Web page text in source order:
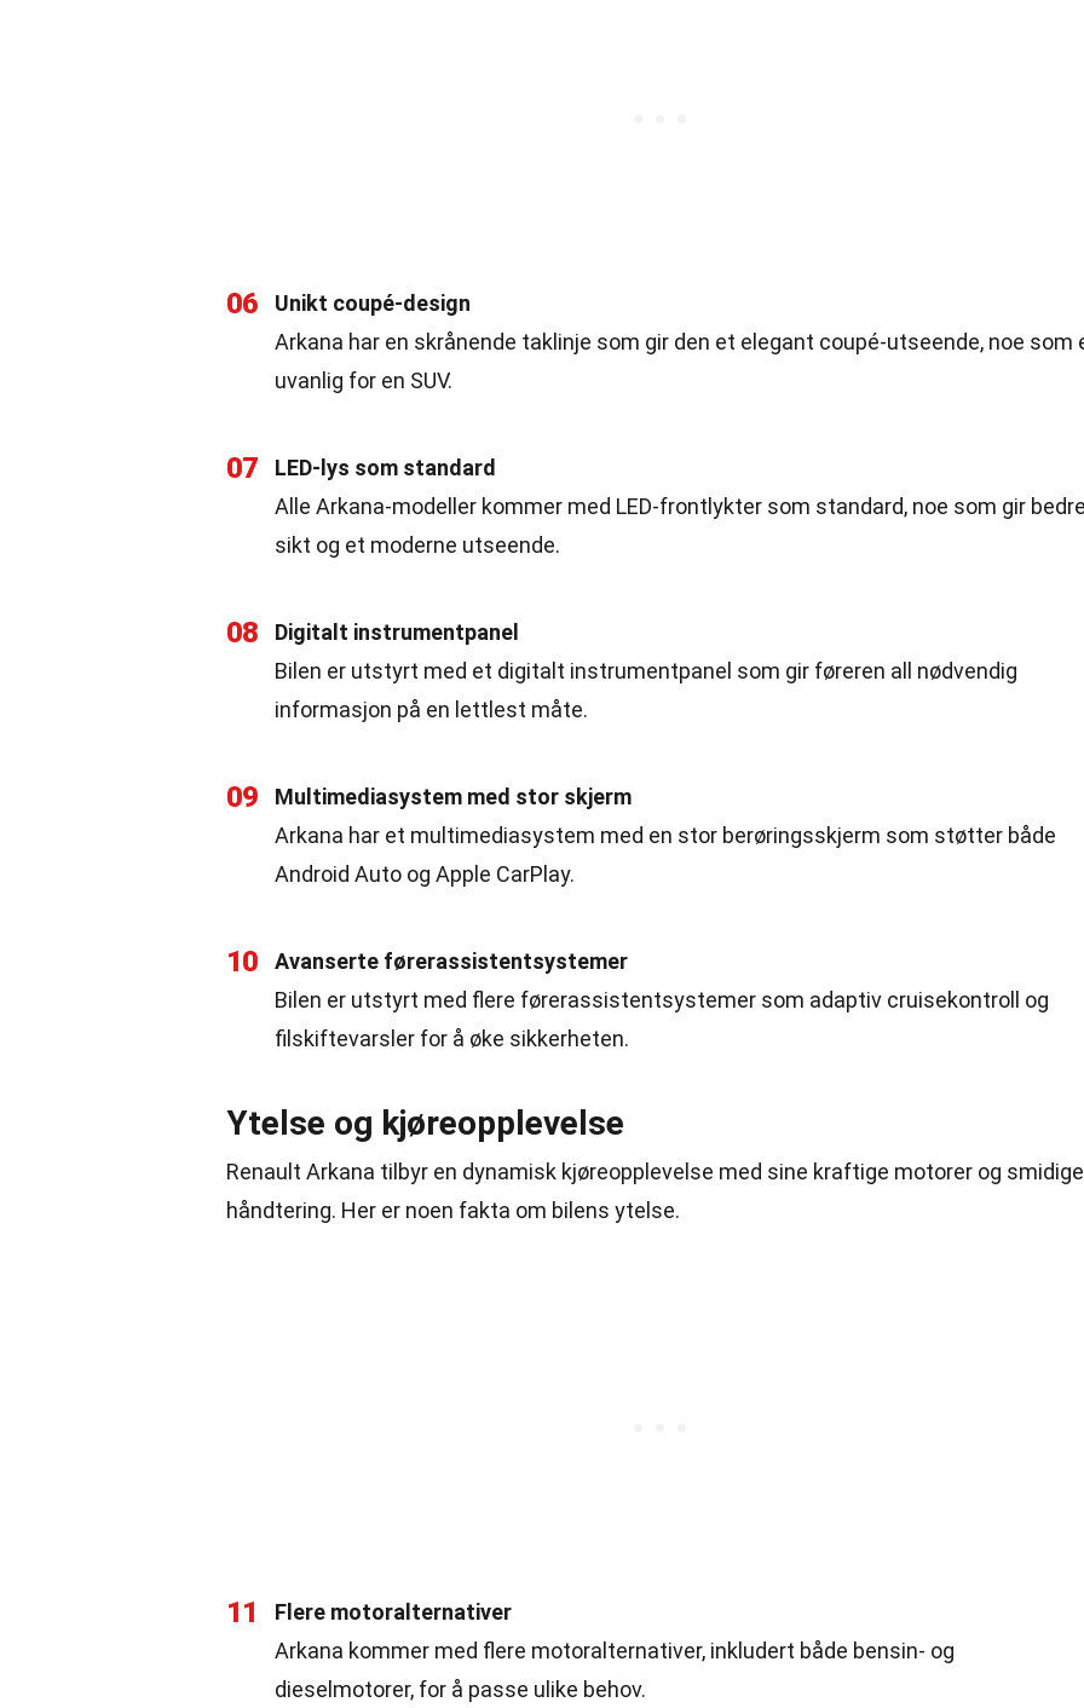
06
Unikt coupé-design
Arkana har en skrånende taklinje som gir den et elegant coupé-utseende, noe som
uvanlig for en SUV.
07
LED-lys som standard
Alle Arkana-modeller kommer med LED-frontlykter som standard, noe som gir
sikt og et moderne utseende.
08
Digitalt instrumentpanel
Bilen er utstyrt med et digitalt instrumentpanel som gir føreren all nødvendig
informasjon på en lettlest måte.
09
Multimediasystem med stor skjerm
Arkana har et multimediasystem med en stor berøringsskjerm som støtter både
Android Auto og Apple CarPlay.
10
Avanserte førerassistentsystemer
Bilen er utstyrt med flere førerassistentsystemer som adaptiv cruisekontroll og
filskiftevarsler for å øke sikkerheten.
Ytelse og kjøreopplevelse
Renault Arkana tilbyr en dynamisk kjøreopplevelse med sine kraftige motorer og smidige
håndtering. Her er noen fakta om bilens ytelse.
11
Flere motoralternativer
Arkana kommer med flere motoralternativer, inkludert både bensin- og
dieselmotorer, for å passe ulike behov.